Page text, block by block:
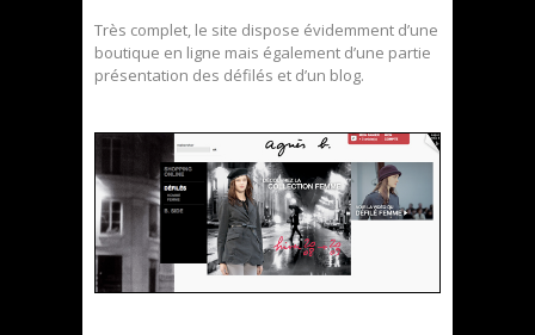
Très complet, le site dispose évidemment d’une
boutique en ligne mais également d’une partie
présentation des défilés et d’un blog.